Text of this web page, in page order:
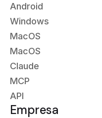
Android
Windows
MacOS
MacOS
Claude
MCP
API
Empresa